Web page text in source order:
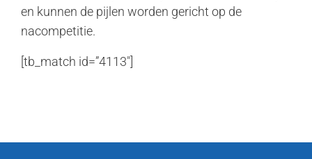
en kunnen de pijlen worden gericht op de
nacompetitie.
[tb_match id=”4113″]